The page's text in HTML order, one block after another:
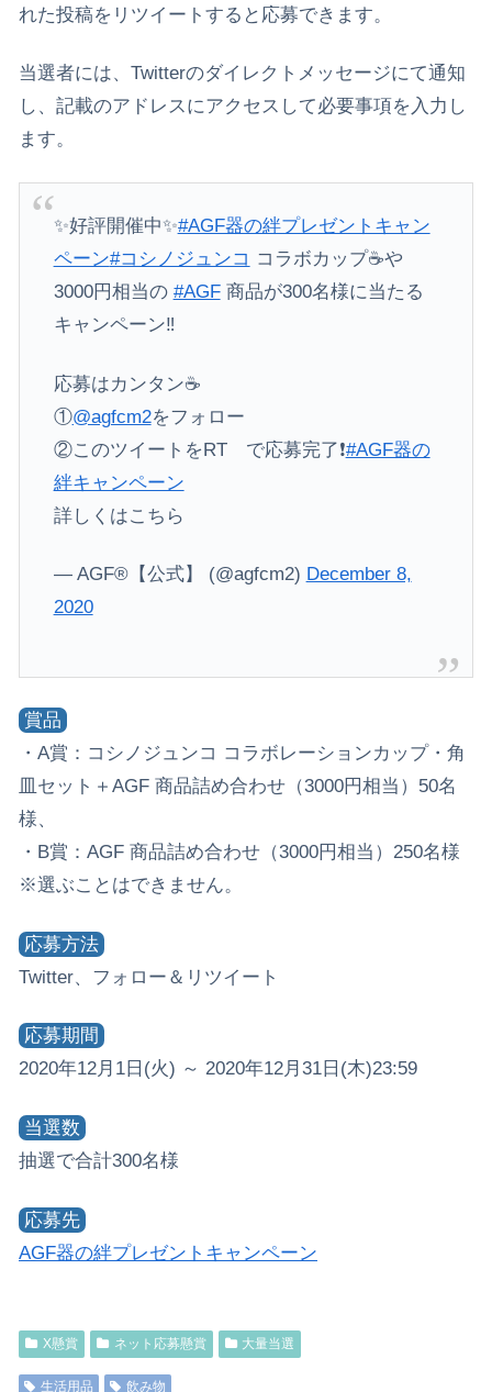
れた投稿をリツイートすると応募できます。
当選者には、Twitterのダイレクトメッセージにて通知
し、記載のアドレスにアクセスして必要事項を入力し
ます。
✨好評開催中✨#AGF器の絆プレゼントキャン
ペーン#コシノジュンコ コラボカップ☕️や
3000円相当の #AGF商品が300名様に当たる
キャンペーン‼️
応募はカンタン☕️
①@agfcm2をフォロー
②このツイートをRT で応募完了❗️#AGF器の
絆キャンペーン
詳しくはこちら
— AGF®【公式】 (@agfcm2) December 8,
2020
賞品
・A賞：コシノジュンコ コラボレーションカップ・角
皿セット＋AGF 商品詰め合わせ（3000円相当）50名
様、
・B賞：AGF 商品詰め合わせ（3000円相当）250名様
※選ぶことはできません。
応募方法
Twitter、フォロー＆リツイート
応募期間
2020年12月1日(火) ～ 2020年12月31日(木)23:59
当選数
抽選で合計300名様
応募先
AGF器の絆プレゼントキャンペーン
X懸賞 ネット応募懸賞 大量当選
生活用品 飲み物